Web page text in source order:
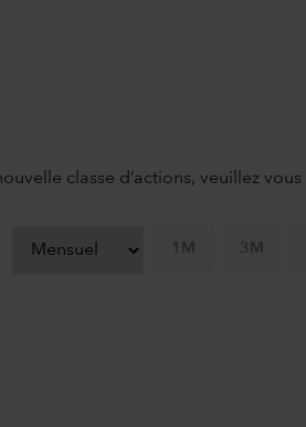
classe d’actions, veuillez
1M 3M